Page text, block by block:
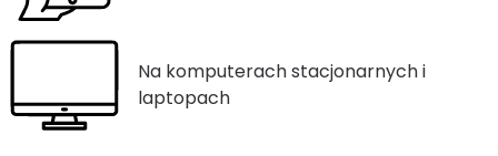
Na komputerach stacjonarnych i
laptopach